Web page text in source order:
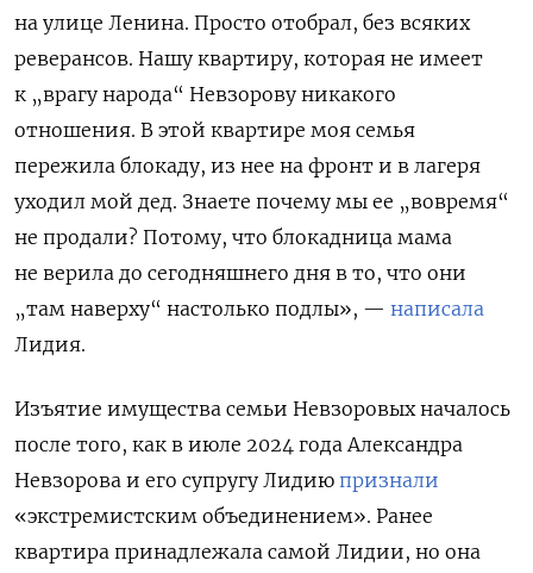
на улице Ленина. Просто отобрал, без всяких
реверансов. Нашу квартиру, которая не имеет
к „врагу народа“ Невзорову никакого
отношения. В этой квартире моя семья
пережила блокаду, из нее на фронт и в лагеря
уходил мой дед. Знаете почему мы ее „вовремя“
не продали? Потому, что блокадница мама
не верила до сегодняшнего дня в то, что они
„там наверху“ настолько подлы», — написала
Лидия.
Изъятие имущества семьи Невзоровых началось
после того, как в июле 2024 года Александра
Невзорова и его супругу Лидию признали
«экстремистским объединением». Ранее
квартира принадлежала самой Лидии, но она